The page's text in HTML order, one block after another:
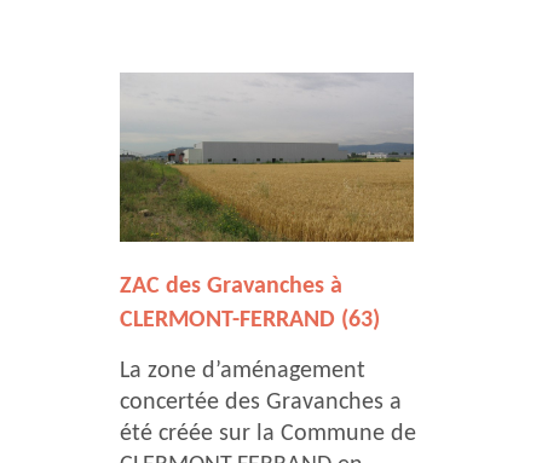
ZAC des Gravanches à
CLERMONT-FERRAND (63)
La zone d’aménagement
concertée des Gravanches a
été créée sur la Commune de